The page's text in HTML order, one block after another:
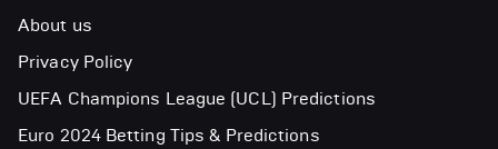
About us
Privacy Policy
UEFA Champions League (UCL) Predictions
Euro 2024 Betting Tips & Predictions